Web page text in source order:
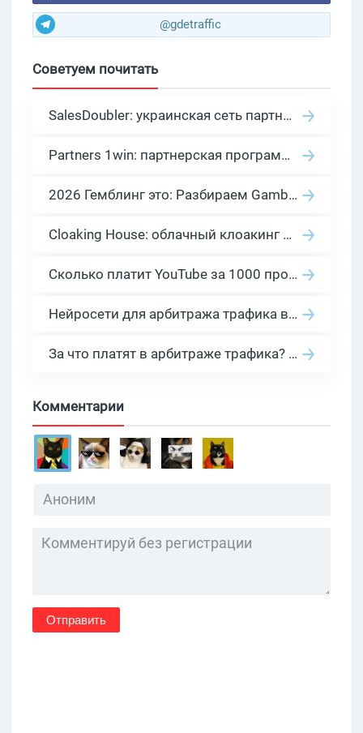
@gdetraffic
Советуем почитать
SalesDoubler: украинская сеть партнерских программ с оплатой за действие
Partners 1win: партнерская программа казино в нише гемблинг арбитраж
2026 Гемблинг это: Разбираем Gambling вертикаль, и все что связано с гемблинг и беттинг офферами
Cloaking House: облачный клоакинг для фильтрации ботов FB и Google Ads — гайд PHP-интеграции 2026
Сколько платит YouTube за 1000 просмотров в 2026: реальные цифры от 0.5 до 36 USD по ГЕО
Нейросети для арбитража трафика в 2026: инструменты, кейсы и AI-медиабайеры
За что платят в арбитраже трафика? 30 моделей оплаты в бурж и СНГ партнерках
Комментарии
Отправить